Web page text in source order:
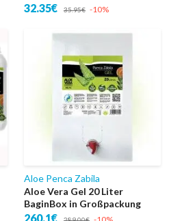
32.35€ 35.95€ -10%
Aloe Penca Zabila
Aloe Vera Gel 20 Liter
BaginBox in Großpackung
260.1€